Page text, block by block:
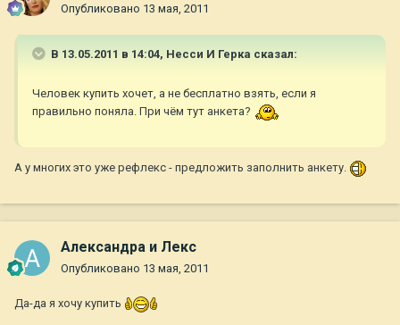
Опубликовано 13 мая, 2011
В 13.05.2011 в 14:04, Несси И Герка сказал:
Человек купить хочет, а не бесплатно взять, если я
правильно поняла. При чём тут анкета?
А у многих это уже рефлекс - предложить заполнить анкету.
Александра и Лекс
Опубликовано 13 мая, 2011
Да-да я хочу купить